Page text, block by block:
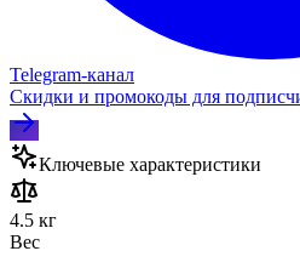
Telegram‑канал
Скидки и промокоды для
Ключевые характеристики
4.5 кг
Вес